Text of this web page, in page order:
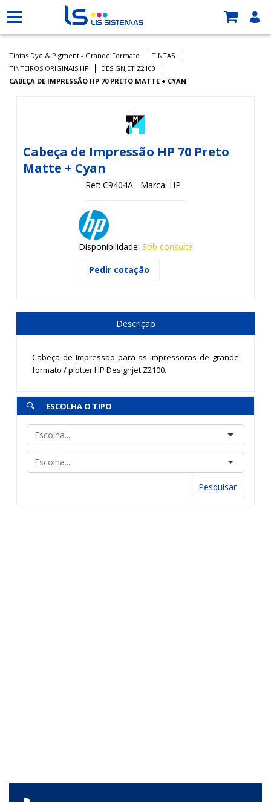
Tintas Dye & Pigment - Grande Formato
TINTAS
TINTEIROS ORIGINAIS HP
DESIGNJET Z2100
CABEÇA DE IMPRESSÃO HP 70 PRETO MATTE + CYAN
Cabeça de Impressão HP 70 Preto
Matte + Cyan
Ref: C9404A Marca: HP
Disponibilidade: Sob consulta
Pedir cotação
Descrição
Cabeça de Impressão para as impressoras de grande
formato / plotter HP Designjet Z2100.
ESCOLHA O TIPO
Pesquisar